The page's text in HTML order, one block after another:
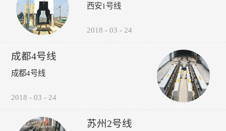
下降趋势（↓14%），而自检
（↑35%），效果如下图所
间长了，车辆多了，管理就跟
不上了，人员变动，对维修维
护工作影响很大，而诺丽科技
的车辆检修管理系统全面解决
了我们以往工作中的所有难
了，管理更规范标准了，我们
击、弓网温度、接触网磨耗、
接触网几何参数进行检测，对
接触网的悬挂部件异常状态进
行智能识别。并具有对检测出
数据和图像进行无线传输、记
录、分析、判断、评价功能。
润滑建议。 6、图形化:所
验证，可通过轮录像及照片，
自动采集、分析、计算、传输
通信功能，探测站实现无人值
守。2、自动检测通过车辆的
轮对踏面擦伤深度与面积、轮
缘厚度、轮缘高度、QR值、
西安1号线
2018 - 03 - 24
成都4号线
成都4号线
2018 - 03 - 24
苏州2号线